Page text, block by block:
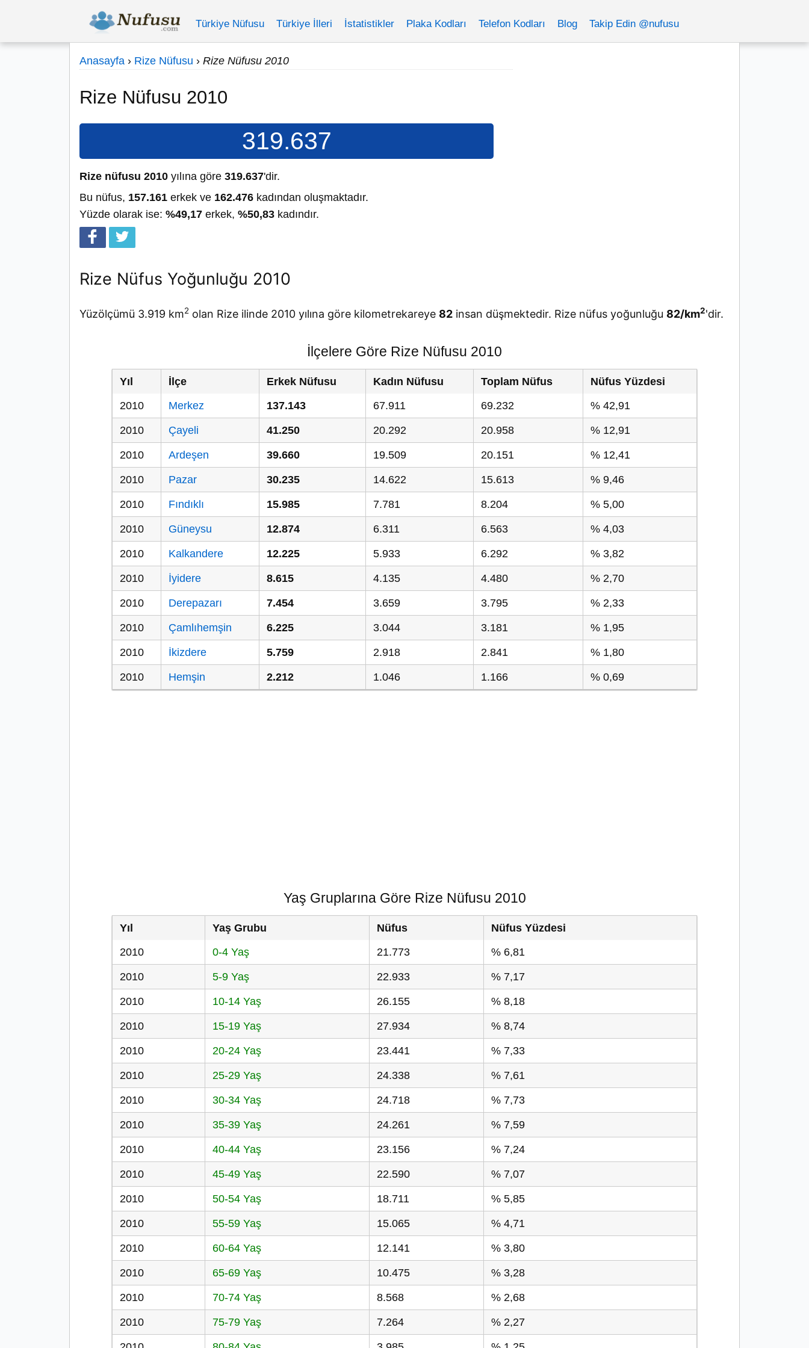
Türkiye Nüfusu Türkiye İlleri İstatistikler Plaka Kodları Telefon Kodları Blog Takip Edin @nufusu
Anasayfa › Rize Nüfusu › Rize Nüfusu 2010
Rize Nüfusu 2010
319.637
Rize nüfusu 2010 yılına göre 319.637'dir.
Bu nüfus, 157.161 erkek ve 162.476 kadından oluşmaktadır.
Yüzde olarak ise: %49,17 erkek, %50,83 kadındır.
Rize Nüfus Yoğunluğu 2010
Yüzölçümü 3.919 km2 olan Rize ilinde 2010 yılına göre kilometrekareye 82 insan düşmektedir. Rize nüfus yoğunluğu 82/km2'dir.
İlçelere Göre Rize Nüfusu 2010
Yıl İlçe Erkek Nüfusu Kadın Nüfusu Toplam Nüfus
Nüfus Yüzdesi
2010
Merkez 137.143 67.911 69.232 % 42,91
2010 Çayeli 41.250 20.292 20.958 % 12,91
2010 Ardeşen 39.660 19.509 20.151 % 12,41
2010 Pazar 30.235 14.622 15.613 % 9,46
2010 Fındıklı 15.985 7.781 8.204 % 5,00
2010 Güneysu 12.874 6.311 6.563 % 4,03
2010 Kalkandere 12.225 5.933 6.292 % 3,82
2010 İyidere 8.615 4.135 4.480 % 2,70
2010 Derepazarı 7.454 3.659 3.795 % 2,33
2010 Çamlıhemşin 6.225 3.044 3.181 % 1,95
2010 İkizdere 5.759 2.918 2.841 % 1,80
2010 Hemşin 2.212 1.046 1.166 % 0,69
Yaş Gruplarına Göre Rize Nüfusu 2010
Yıl Yaş Grubu Nüfus
Nüfus Yüzdesi
2010
0-4 Yaş 21.773 % 6,81
2010 5-9 Yaş 22.933 % 7,17
2010 10-14 Yaş 26.155 % 8,18
2010 15-19 Yaş 27.934 % 8,74
2010 20-24 Yaş 23.441 % 7,33
2010 25-29 Yaş 24.338 % 7,61
2010 30-34 Yaş 24.718 % 7,73
2010 35-39 Yaş 24.261 % 7,59
2010 40-44 Yaş 23.156 % 7,24
2010 45-49 Yaş 22.590 % 7,07
2010 50-54 Yaş 18.711 % 5,85
2010 55-59 Yaş 15.065 % 4,71
2010 60-64 Yaş 12.141 % 3,80
2010 65-69 Yaş 10.475 % 3,28
2010 70-74 Yaş 8.568 % 2,68
2010 75-79 Yaş 7.264 % 2,27